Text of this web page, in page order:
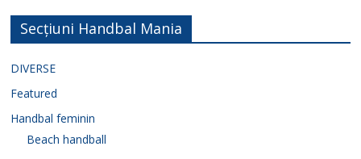
Secțiuni Handbal Mania
DIVERSE
Featured
Handbal feminin
Beach handball